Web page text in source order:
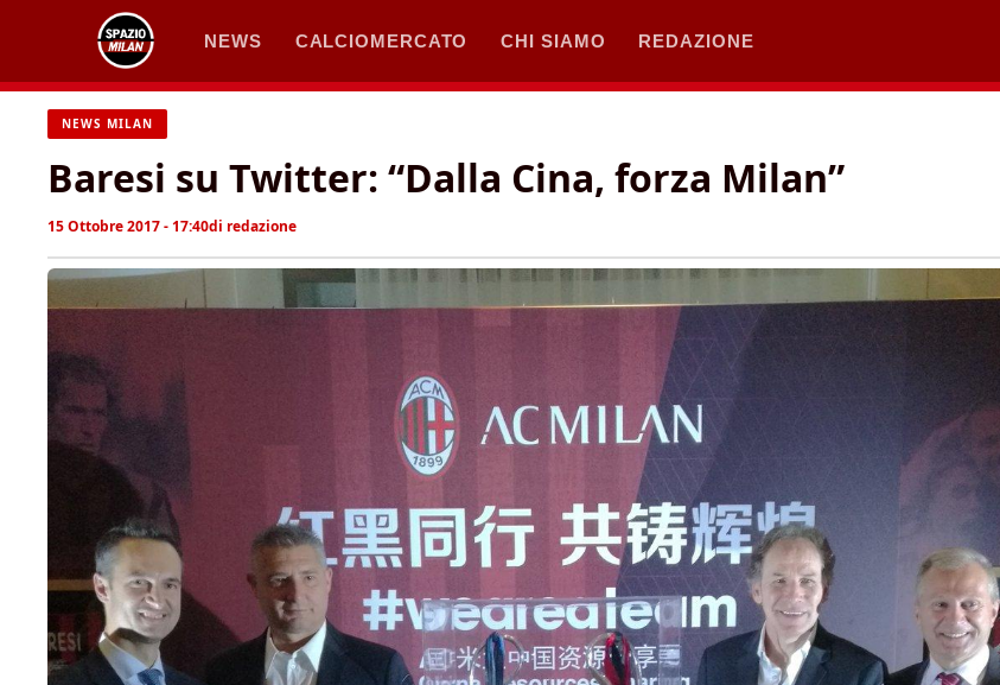
contenuto
NEWS CALCIOMERCATO CHI SIAMO REDAZIONE
NEWS MILAN
Baresi su Twitter: “Dalla Cina, forza Milan”
15 Ottobre 2017 - 17:40di redazione